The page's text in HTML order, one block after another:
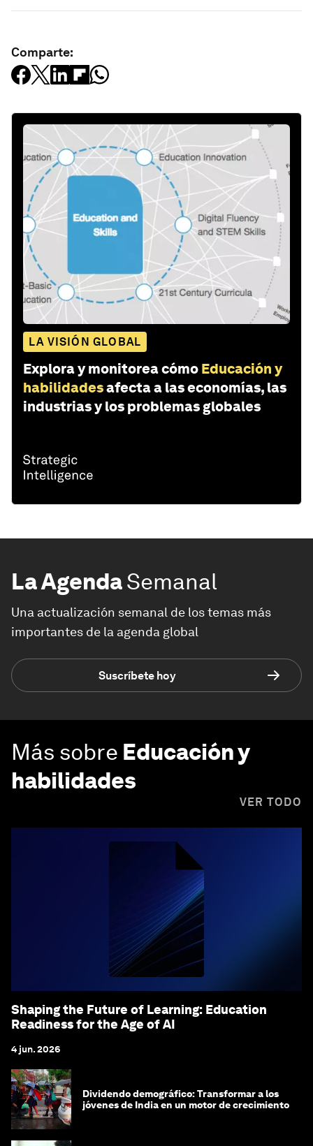
Comparte:
LA VISIÓN GLOBAL
Explora y monitorea cómo Educación y
habilidadesafecta a las economías, las
industrias y los problemas globales
La AgendaSemanal
Una actualización semanal de los temas más
importantes de la agenda global
Suscríbete hoy
Más sobre Educación y
habilidades
VER TODO
Shaping the Future of Learning: Education
Readiness for the Age of AI
4 jun. 2026
Dividendo demográfico: Transformar a los
jóvenes de India en un motor de crecimiento